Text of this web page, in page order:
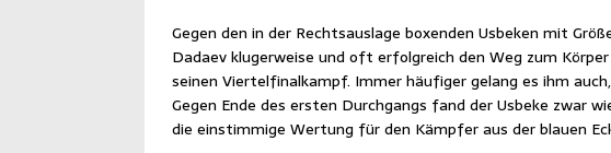
Gegen den in der Rechts­aus­la­ge boxen­den Usbe­ken mit
Dadaev klu­ger­wei­se und oft erfolg­reich den Weg zum
sei­nen Vier­tel­fi­nal­kampf. Immer häu­fi­ger gelang es ihm
Gegen Ende des ers­ten Durch­gangs fand der Usbe­ke zwar
die ein­stim­mi­ge Wer­tung für den Kämp­fer aus der blau­en